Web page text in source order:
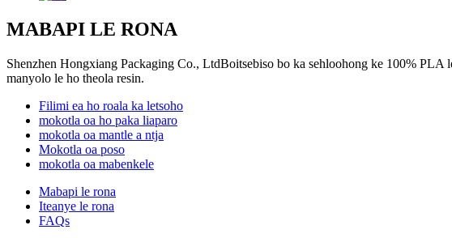
MABAPI LE RONA
Shenzhen Hongxiang Packaging Co., LtdBoitsebiso bo ka sehloohong ke 100% PLA
manyolo le ho theola resin.
Filimi ea ho roala ka letsoho
mokotla oa ho paka liaparo
mokotla oa mantle a ntja
Mokotla oa poso
mokotla oa mabenkele
Mabapi le rona
Iteanye le rona
FAQs